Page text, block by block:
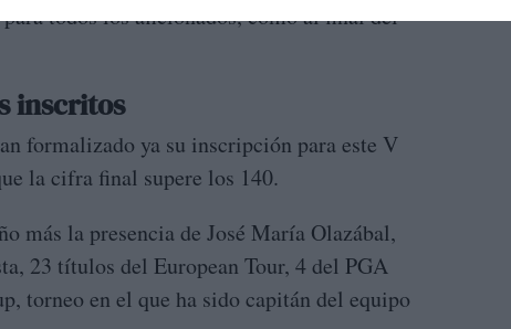
todos los aficionados, como al final del
inscritos
formalizado ya su inscripción para este V
la cifra final supere los 140.
más la presencia de José María Olazábal,
23 títulos del European Tour, 4 del PGA
torneo en el que ha sido capitán del equipo